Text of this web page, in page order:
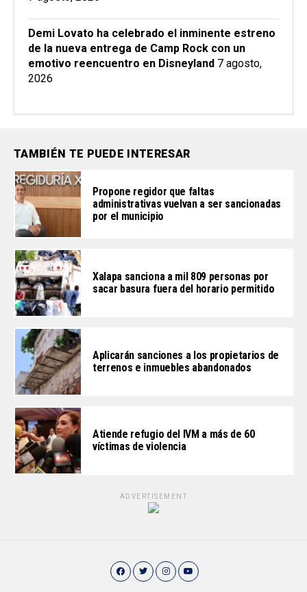
Demi Lovato ha celebrado el inminente estreno
de la nueva entrega de Camp Rock con un
emotivo reencuentro en Disneyland 7 agosto,
2026
TAMBIÉN TE PUEDE INTERESAR
Propone regidor que faltas
administrativas vuelvan a ser sancionadas
por el municipio
Xalapa sanciona a mil 809 personas por
sacar basura fuera del horario permitido
Aplicarán sanciones a los propietarios de
terrenos e inmuebles abandonados
Atiende refugio del IVM a más de 60
víctimas de violencia
ADVERTISEMENT